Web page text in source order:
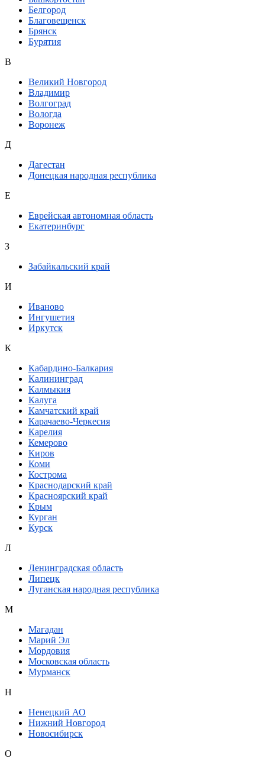
Белгород
Благовещенск
Брянск
Бурятия
В
Великий Новгород
Владимир
Волгоград
Вологда
Воронеж
Д
Дагестан
Донецкая народная республика
Е
Еврейская автономная область
Екатеринбург
З
Забайкальский край
И
Иваново
Ингушетия
Иркутск
К
Кабардино-Балкария
Калининград
Калмыкия
Калуга
Камчатский край
Карачаево-Черкесия
Карелия
Кемерово
Киров
Коми
Кострома
Краснодарский край
Красноярский край
Крым
Курган
Курск
Л
Ленинградская область
Липецк
Луганская народная республика
М
Магадан
Марий Эл
Мордовия
Московская область
Мурманск
Н
Ненецкий АО
Нижний Новгород
Новосибирск
О